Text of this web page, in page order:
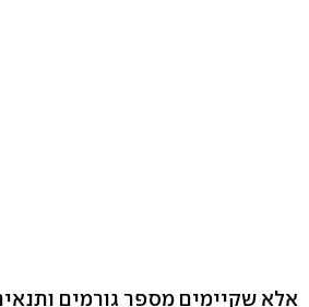
אלא שקיימים מספר גורמים